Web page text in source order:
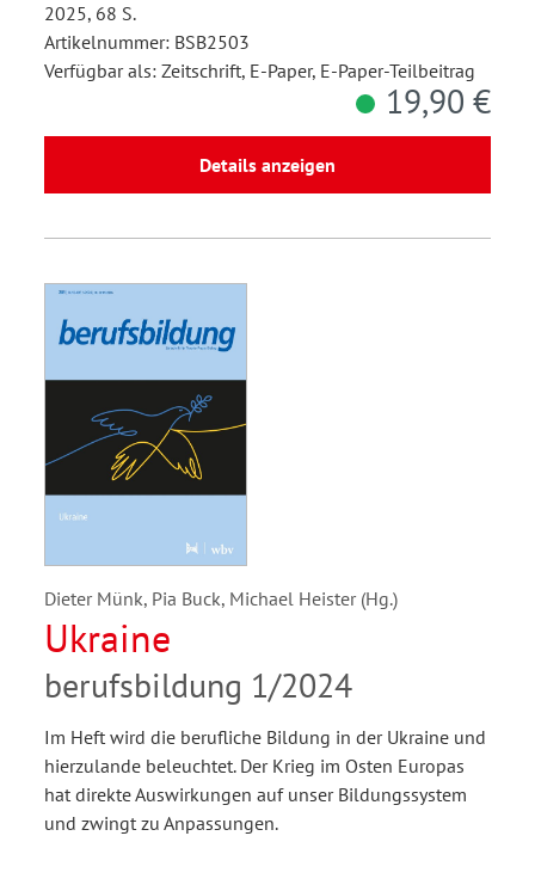
2025, 68 S.
Artikelnummer: BSB2503
Verfügbar als: Zeitschrift, E-Paper, E-Paper-Teilbeitrag
19,90 €
Details anzeigen
Dieter Münk, Pia Buck, Michael Heister (Hg.)
Ukraine
berufsbildung 1/2024
Im Heft wird die berufliche Bildung in der Ukraine und
hierzulande beleuchtet. Der Krieg im Osten Europas
hat direkte Auswirkungen auf unser Bildungssystem
und zwingt zu Anpassungen.